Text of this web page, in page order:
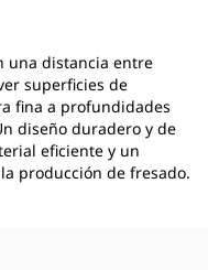
una distancia entre
superficies de
fina a profundidades
diseño duradero y de
eficiente y un
producción de fresado.